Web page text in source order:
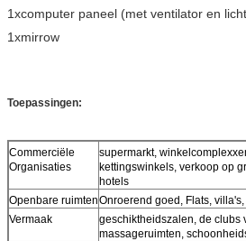
1xcomputer paneel (met ventilator en
1xmirrow
Toepassingen:
Commerciële
Organisaties
supermarkt,
kettingswinkels, verkoop op
hotels
Openbare ruimtenOnroerend goed, Flats,
Vermaak
geschiktheidszalen, de clubs
massageruimten,